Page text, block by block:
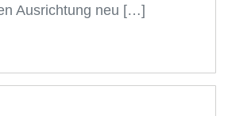
Ausrichtung neu […]